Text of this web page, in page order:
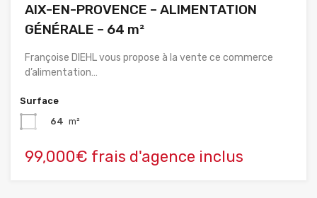
AIX-EN-PROVENCE – ALIMENTATION
GÉNÉRALE – 64 m²
Françoise DIEHL vous propose à la vente ce commerce
d’alimentation…
Surface
64 m²
99,000€ frais d'agence inclus